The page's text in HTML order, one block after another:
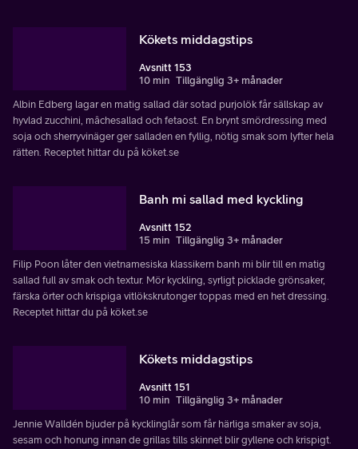
Kökets middagstips
Avsnitt 153
10 min Tillgänglig 3+ månader
Albin Edberg lagar en matig sallad där sotad purjolök får sällskap av
hyvlad zucchini, mâchesallad och fetaost. En brynt smördressing med
soja och sherryvinäger ger salladen en fyllig, nötig smak som lyfter hela
rätten. Receptet hittar du på köket.se
Banh mi sallad med kyckling
Avsnitt 152
15 min Tillgänglig 3+ månader
Filip Poon låter den vietnamesiska klassikern banh mi blir till en matig
sallad full av smak och textur. Mör kyckling, syrligt picklade grönsaker,
färska örter och krispiga vitlökskrutonger toppas med en het dressing.
Receptet hittar du på köket.se
Kökets middagstips
Avsnitt 151
10 min Tillgänglig 3+ månader
Jennie Walldén bjuder på kycklinglår som får härliga smaker av soja,
sesam och honung innan de grillas tills skinnet blir gyllene och krispigt.